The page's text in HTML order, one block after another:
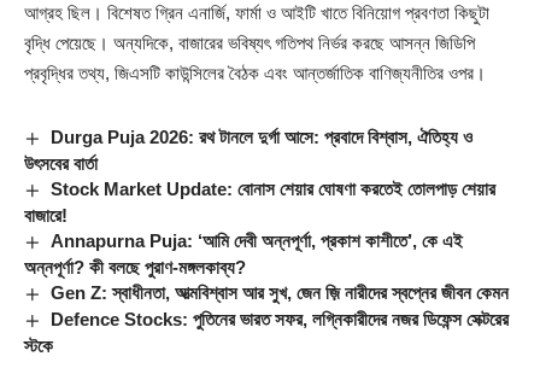
আগ্রহ ছিল। বিশেষত গ্রিন এনার্জি, ফার্মা ও আইটি খাতে বিনিয়োগ প্রবণতা কিছুটা
বৃদ্ধি পেয়েছে। অন্যদিকে, বাজারের ভবিষ্যৎ গতিপথ নির্ভর করছে আসন্ন জিডিপি
প্রবৃদ্ধির তথ্য, জিএসটি কাউন্সিলের বৈঠক এবং আন্তর্জাতিক বাণিজ্যনীতির ওপর।
Durga Puja 2026: রথ টানলে দুর্গা আসে: প্রবাদে বিশ্বাস, ঐতিহ্য ও
উৎসবের বার্তা
Stock Market Update: বোনাস শেয়ার ঘোষণা করতেই তোলপাড় শেয়ার
বাজারে!
Annapurna Puja: ‘আমি দেবী অন্নপূর্ণা, প্রকাশ কাশীতে’, কে এই
অন্নপূর্ণা? কী বলছে পুরাণ-মঙ্গলকাব্য?
Gen Z: স্বাধীনতা, আত্মবিশ্বাস আর সুখ, জেন জ়ি নারীদের স্বপ্নের জীবন কেমন
Defence Stocks: পুতিনের ভারত সফর, লগ্নিকারীদের নজর ডিফেন্স সেক্টরের
স্টকে